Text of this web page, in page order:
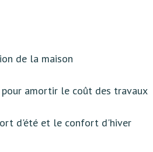
de la maison
pour amortir le coût des travaux
d'été et le confort d'hiver